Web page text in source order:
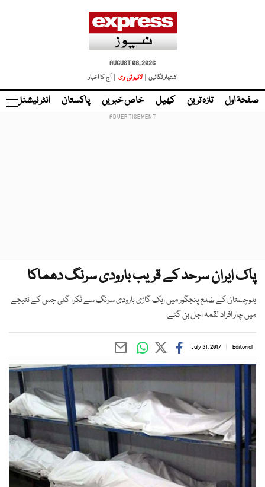
AUGUST 08, 2026
اشتہار لگائیں |
لائیو ٹی وی | آج کا اخبار
صفحۂ اول تازہ ترین کھیل خاص خبریں پاکستان انٹر نیشنل
پاک ایران سرحد کے قریب بارودی سرنگ دھماکا
بلوچستان کے ضلع پنجگور میں ایک گاڑی بارودی سرنگ سے ٹکرا گئی جس کے نتیجے
میں چار افراد لقمہ اجل بن گئے
Editorial
July 31, 2017